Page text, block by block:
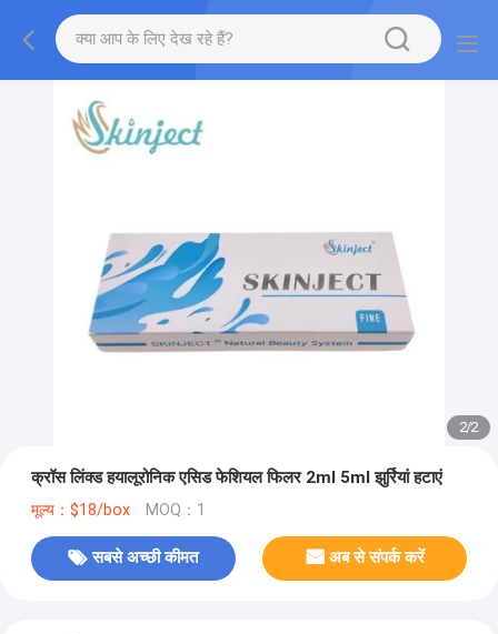
2/2
क्रॉस लिंक्ड हयालूरोनिक एसिड फेशियल फिलर 2ml 5ml झुर्रियां हटाएं
मूल्य：$18/box MOQ：1
सबसे अच्छी कीमत अब से संपर्क करें